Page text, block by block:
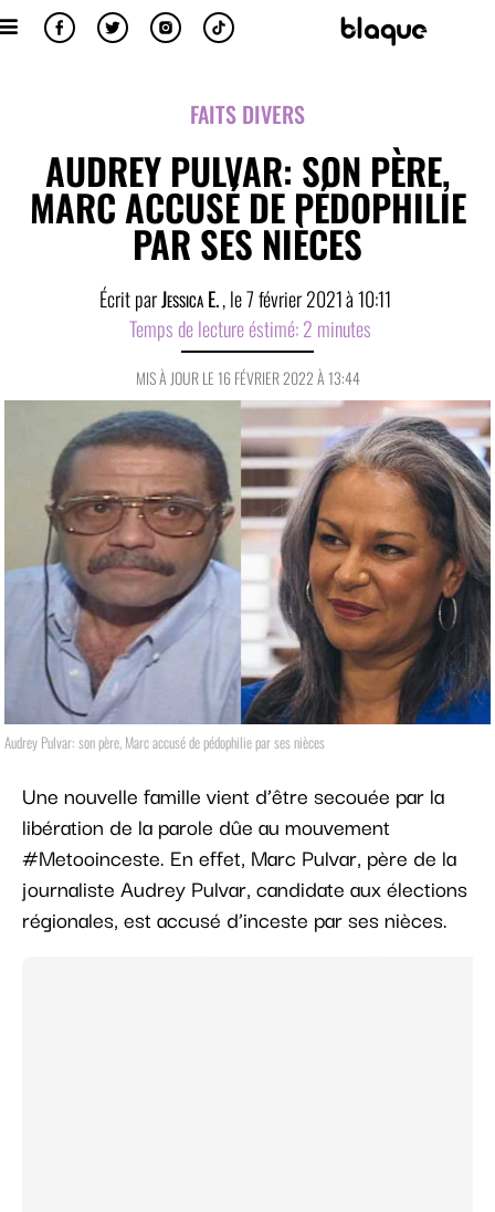
FAITS DIVERS
AUDREY PULVAR: SON PÈRE,
MARC ACCUSÉ DE PÉDOPHILIE
PAR SES NIÈCES
Écrit parJessica E., le7 février 2021à10:11
Temps de lecture éstimé: 2 minutes
MIS À JOUR LE 16 FÉVRIER 2022 À 13:44
Audrey Pulvar: son père, Marc accusé de pédophilie par ses nièces
Une nouvelle famille vient d’être secouée par la
libération de la parole dûe au mouvement
#Metooinceste. En effet, Marc Pulvar, père de la
journaliste Audrey Pulvar, candidate aux élections
régionales, est accusé d’inceste par ses nièces.